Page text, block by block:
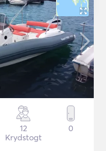
12
Krydstogt
0